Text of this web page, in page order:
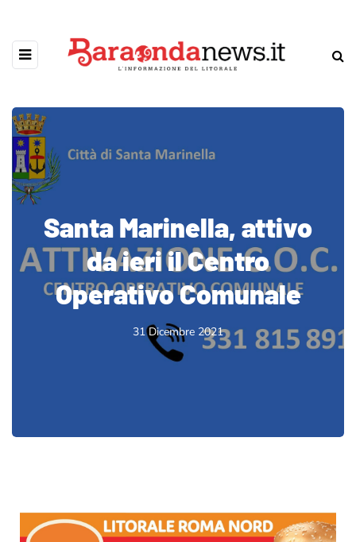
Santa Marinella, attivo
da ieri il Centro
Operativo Comunale
31 Dicembre 2021